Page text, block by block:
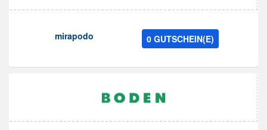
mirapodo 0 GUTSCHEIN(E)